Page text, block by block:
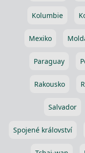
Kolumbie
Mexiko
Paraguay
Rakousko
Salvador
Spojené království